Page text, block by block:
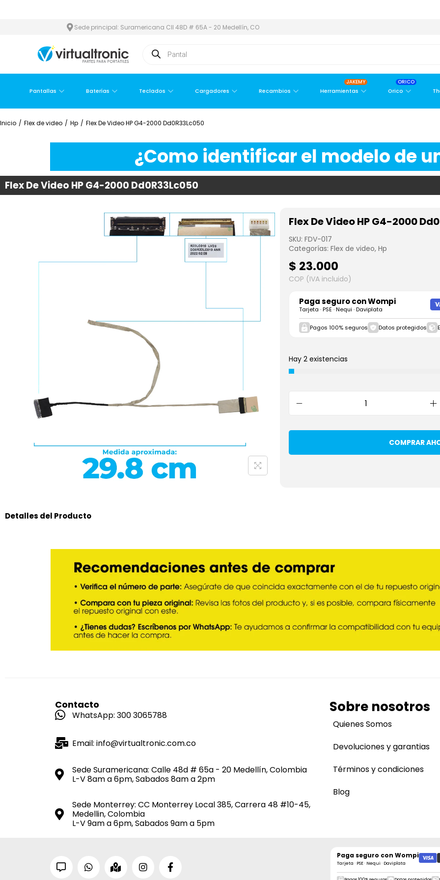
Sede principal: Suramericana Cll 48D # 65A - 20 Medellín, CO
Pantallas Baterías Teclados Cargadores Recambios Herramientas
JAKEMY
Orico
ORICO
Inicio / Flex de video / Hp / Flex De Video HP G4-2000 Dd0R33Lc050
¿Como identificar el modelo de
Flex De Video HP G4-2000 Dd0R33Lc050
Flex De Video HP G4-2000
SKU: FDV-017
Categorías: Flex de video, Hp
$ 23.000
COP (IVA incluido)
Paga seguro conWompi
Tarjeta · PSE · Nequi · Daviplata
Pagos 100% seguros Datos protegidos
Hay 2 existencias
COMPRAR
Detalles del Producto
Contacto
WhatsApp: 300 3065788
Email: info@virtualtronic.com.co
Sede Suramericana: Calle 48d # 65a - 20 Medellín, Colombia
L-V 8am a 6pm, Sabados 8am a 2pm
Sede Monterrey: CC Monterrey Local 385, Carrera 48 #10-45,
Medellin, Colombia
L-V 9am a 6pm, Sabados 9am a 5pm
Sobre nosotros
Quienes Somos
Devoluciones y garantias
Términos y condiciones
Blog
Paga seguro con Wompi
Tarjeta · PSE · Nequi · Daviplata